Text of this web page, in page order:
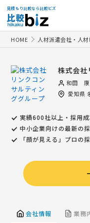
見積もり比較なら比較ビズ
HOME 人材派遣会社・人
株式会社
和田 康
愛知県
実績600社以上・採用
中小企業向けの最新の
「顔が見える」プロの
会社情報 業務